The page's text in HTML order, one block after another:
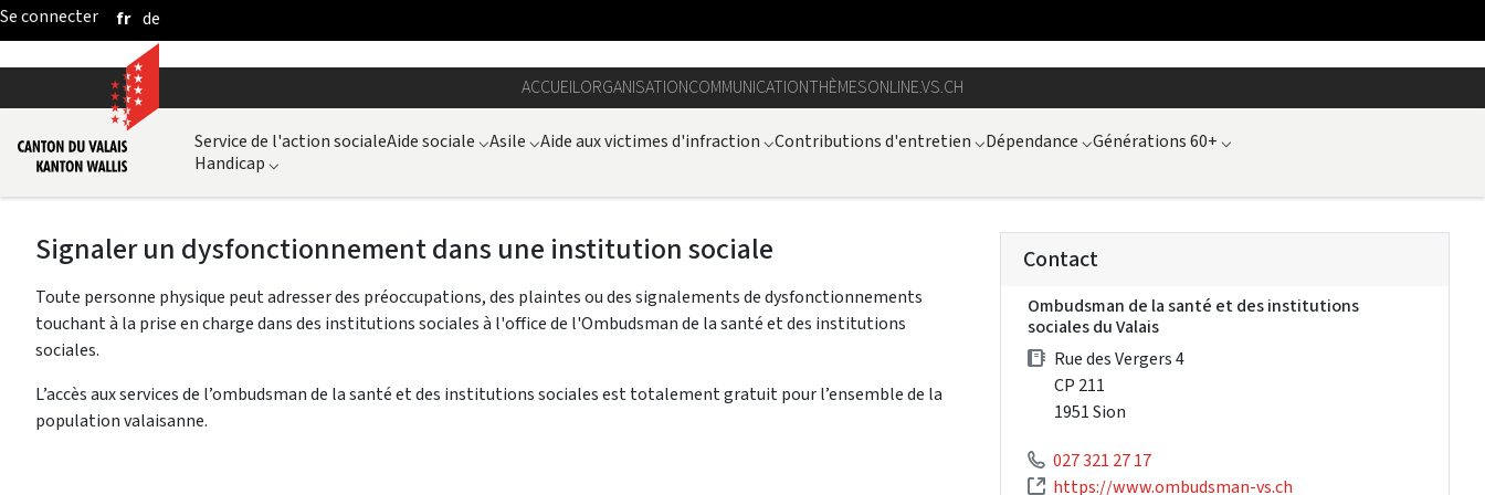
Saut au contenu principal
fr de
ACCUEILORGANISATIONCOMMUNICATIONTHÈMESONLINE.VS.CH
Service de l'action socialeAide sociale ⌵Asile ⌵Aide aux victimes d'infraction ⌵Contributions d'entretien ⌵Dépendance ⌵Générations 60+ ⌵
Handicap ⌵
Signaler un dysfonctionnement dans une institution sociale
Toute personne physique peut adresser des préoccupations, des plaintes ou des signalements de dysfonctionnements
touchant à la prise en charge dans des institutions sociales à l'office de l'Ombudsman de la santé et des institutions
sociales.
L’accès aux services de l’ombudsman de la santé et des institutions sociales est totalement gratuit pour l’ensemble de la
population valaisanne.
Contact
Ombudsman de la santé et des institutions
sociales du Valais
Rue des Vergers 4
CP 211
1951 Sion
027 321 27 17
https://www.ombudsman-vs.ch